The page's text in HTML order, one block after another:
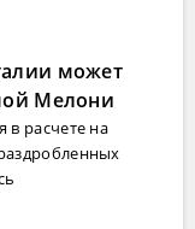
может
Мелони
в расчете на